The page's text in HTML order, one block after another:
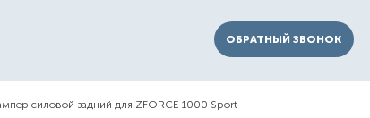
ОБРАТНЫЙ ЗВОНОК
силовой задний для ZFORCE 1000 Sport